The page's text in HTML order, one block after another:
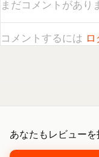
あなたもレビューを